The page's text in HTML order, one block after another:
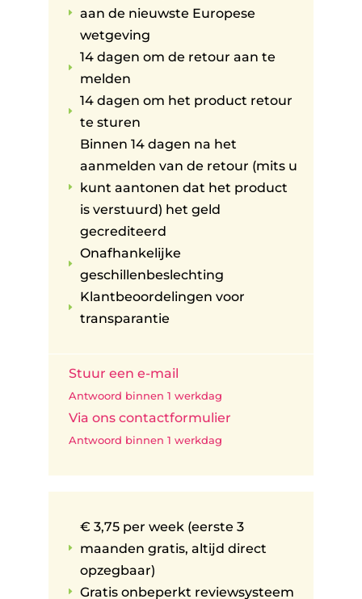
E
aan de nieuwste Europese
wetgeving
E
14 dagen om de retour aan te
melden
E
14 dagen om het product retour
te sturen
E
Binnen 14 dagen na het
aanmelden van de retour (mits u
kunt aantonen dat het product
is verstuurd) het geld
gecrediteerd
E
Onafhankelijke
geschillenbeslechting
E
Klantbeoordelingen voor
transparantie
Stuur een e-mail
Antwoord binnen 1 werkdag
Via ons contactformulier
Antwoord binnen 1 werkdag
E
€ 3,75 per week (eerste 3
maanden gratis, altijd direct
opzegbaar)
E Gratis onbeperkt reviewsysteem